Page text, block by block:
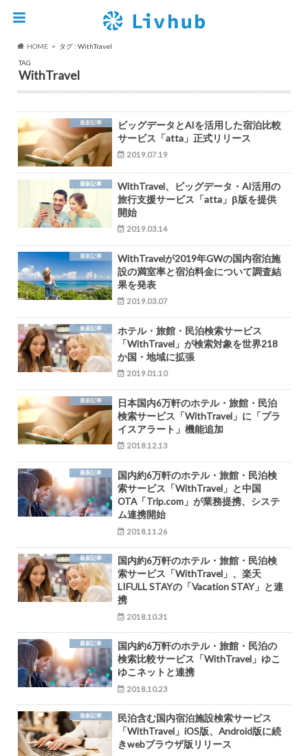
HOME
タグ : WithTravel
TAG
WithTravel
最新記事
ビッグデータとAIを活用した宿泊比較
サービス「atta」正式リリース
2019.07.19
最新記事
WithTravel、ビッグデータ・AI活用の
旅行支援サービス「atta」β版を提供
開始
2019.03.14
最新記事
WithTravelが2019年GWの国内宿泊施
設の満室率と宿泊料金について調査結
果を発表
2019.03.07
最新記事
ホテル・旅館・民泊検索サービス
「WithTravel」が検索対象を世界218
か国・地域に拡張
2019.01.10
最新記事
日本国内6万軒のホテル・旅館・民泊
検索サービス「WithTravel」に「プラ
イスアラート」機能追加
2018.12.13
最新記事
国内約6万軒のホテル・旅館・民泊検
索サービス「WithTravel」と中国
OTA「Trip.com」が業務提携、システ
ム連携開始
2018.11.26
最新記事
国内約6万軒のホテル・旅館・民泊検
索サービス「WithTravel」、楽天
LIFULL STAYの「Vacation STAY」と連
携
2018.10.31
最新記事
国内約6万軒のホテル・旅館・民泊の
検索比較サービス「WithTravel」ゆこ
ゆこネットと連携
2018.10.23
最新記事
民泊含む国内宿泊施設検索サービス
「WithTravel」iOS版、Android版に続
きwebブラウザ版リリース